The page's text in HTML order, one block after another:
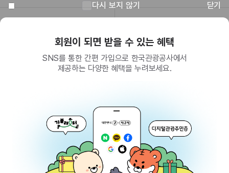
다시 보지 않기 닫기
회원이 되면 받을 수 있는 혜택
SNS를 통한 간편 가입으로 한국관광공사에서
제공하는 다양한 혜택을 누려보세요.
관광정보
202-81-50707
통신판매업신고
제2009-서울중구-1234호